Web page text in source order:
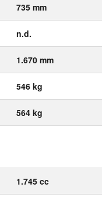
735 mm
n.d.
1.670 mm
546 kg
564 kg
1.745 cc